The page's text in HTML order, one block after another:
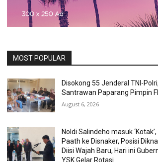
MOST POPULAR
Disokong 55 Jenderal TNI-Polri,
Santrawan Paparang Pimpin
August 6, 2026
Noldi Salindeho masuk ‘Kotak’,
Paath ke Disnaker, Posisi
Diisi Wajah Baru, Hari ini
YSK Gelar Rotasi